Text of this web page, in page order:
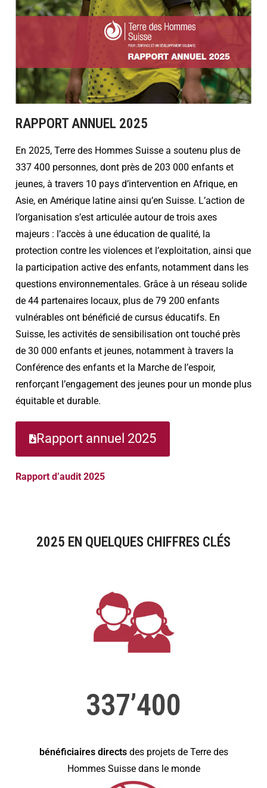
RAPPORT ANNUEL 2025
En 2025, Terre des Hommes Suisse a soutenu plus de
337 400 personnes, dont près de 203 000 enfants et
jeunes, à travers 10 pays d’intervention en Afrique, en
Asie, en Amérique latine ainsi qu’en Suisse. L’action de
l’organisation s’est articulée autour de trois axes
majeurs : l’accès à une éducation de qualité, la
protection contre les violences et l’exploitation, ainsi que
la participation active des enfants, notamment dans les
questions environnementales. Grâce à un réseau solide
de 44 partenaires locaux, plus de 79 200 enfants
vulnérables ont bénéficié de cursus éducatifs. En
Suisse, les activités de sensibilisation ont touché près
de 30 000 enfants et jeunes, notamment à travers la
Conférence des enfants et la Marche de l’espoir,
renforçant l’engagement des jeunes pour un monde plus
équitable et durable.
Rapport annuel 2025
Rapport d’audit 2025
2025 EN QUELQUES CHIFFRES CLÉS
337’400
bénéficiaires directs des projets de Terre des
Hommes Suisse dans le monde